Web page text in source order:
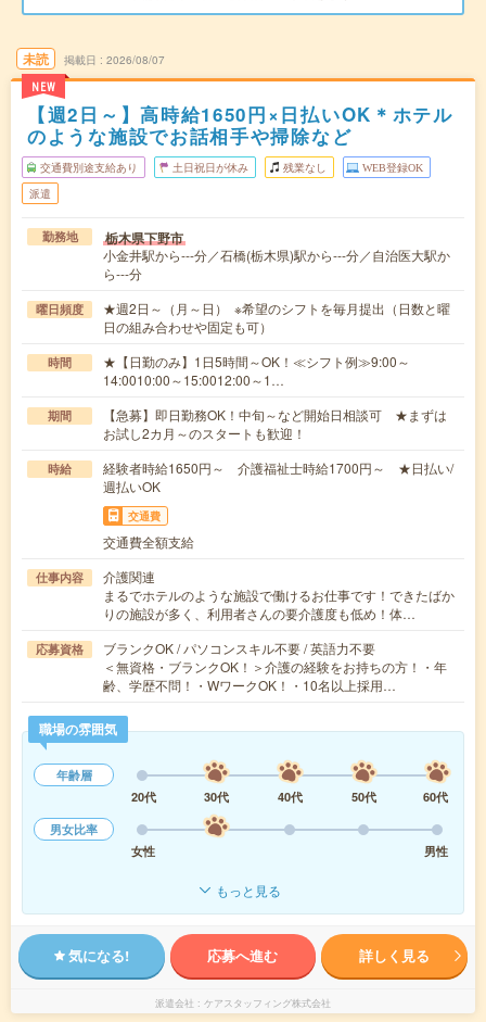
未読
NEW
掲載日 2026/08/07
【週2日～】高時給1650円×日払いOK＊ホテル
のような施設でお話相手や掃除など
交通費別途支給あり 土日祝日が休み 残業なし WEB登録OK
派遣
勤務地 栃木県下野市
小金井駅から---分／石橋(栃木県)駅から---分／自治医大駅か
ら---分
曜日頻度
★週2日～（月～日） ※希望のシフトを毎月提出（日数と曜
日の組み合わせや固定も可）
時間
★【日勤のみ】1日5時間～OK！≪シフト例≫9:00～
14:0010:00～15:0012:00～1…
期間
【急募】即日勤務OK！中旬～など開始日相談可 ★まずは
お試し2カ月～のスタートも歓迎！
時給
経験者時給1650円～ 介護福祉士時給1700円～ ★日払い/
週払いOK
交通費
交通費全額支給
仕事内容
介護関連
まるでホテルのような施設で働けるお仕事です！できたばか
りの施設が多く、利用者さんの要介護度も低め！体…
応募資格
ブランクOK / パソコンスキル不要 / 英語力不要
＜無資格・ブランクOK！＞介護の経験をお持ちの方！・年
齢、学歴不問！・WワークOK！・10名以上採用…
職場の雰囲気
年齢層
20代
30代 40代 50代
60代
男女比率
女性
男性
もっと見る
気になる! 応募へ進む 詳しく見る
派遣会社 ケアスタッフィング株式会社